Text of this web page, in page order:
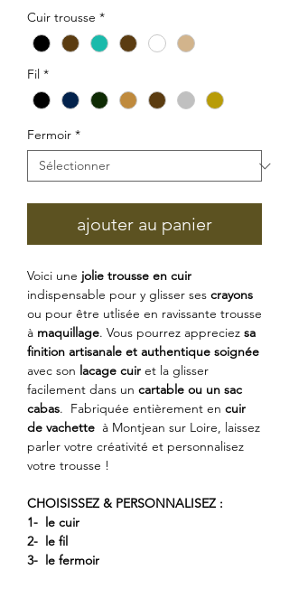
Cuir trousse *
Fil *
Fermoir *
ajouter au panier
Voici une jolie trousse en cuir
indispensable pour y glisser ses crayons
ou pour être utlisée en ravissante trousse
à maquillage. Vous pourrez appreciez sa
finition artisanale et authentique soignée
avec son lacage cuir et la glisser
facilement dans un cartable ou un sac
cabas. Fabriquée entièrement en cuir
de vachette à Montjean sur Loire, laissez
parler votre créativité et personnalisez
votre trousse !
CHOISISSEZ & PERSONNALISEZ :
1- le cuir
2- le fil
3- le fermoir